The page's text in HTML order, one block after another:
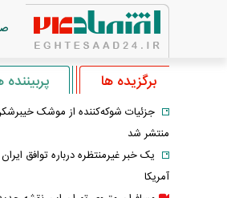
برگزیده ها پربیننده
جزئیات شوکه‌کننده از موشک
منتشر شد
یک خبر غیرمنتظره درباره توافق
آمریکا